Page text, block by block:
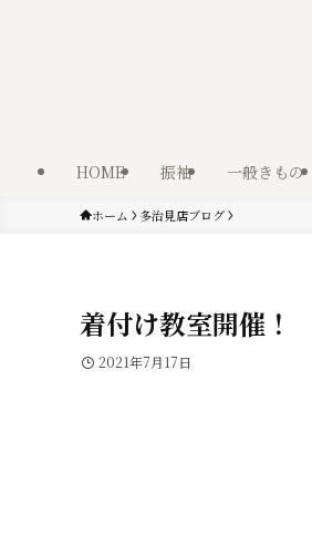
HOME 振袖 一般きもの
ホーム 多治見店ブログ
着付け教室開催！
2021年7月17日